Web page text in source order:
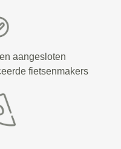
aangesloten
fietsenmakers